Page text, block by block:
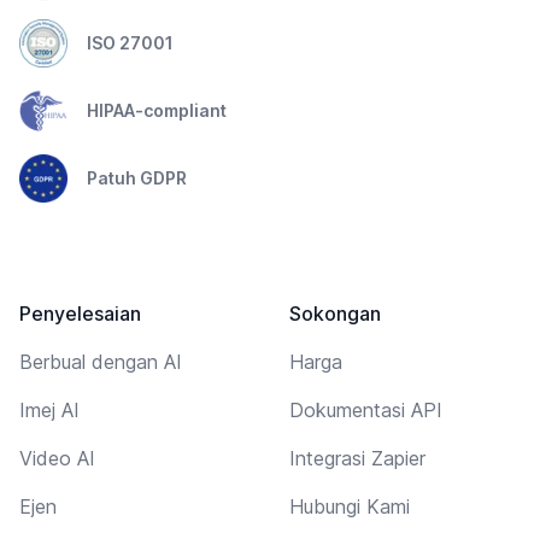
ISO 27001
HIPAA-compliant
Patuh GDPR
Penyelesaian
Berbual dengan AI
Imej AI
Video AI
Ejen
Sokongan
Harga
Dokumentasi API
Integrasi Zapier
Hubungi Kami